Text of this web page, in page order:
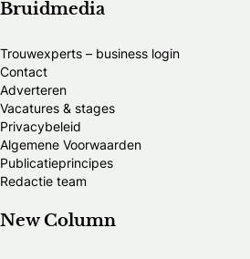
Bruidmedia
Trouwexperts – business login
Contact
Adverteren
Vacatures & stages
Privacybeleid
Algemene Voorwaarden
Publicatieprincipes
Redactie team
New Column